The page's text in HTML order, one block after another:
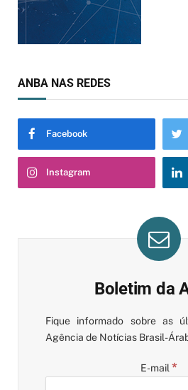
ANBA NAS REDES
Facebook
Instagram
Boletim da
Fique informado sobre as
Agência de Notícias Brasil-
E-mail *